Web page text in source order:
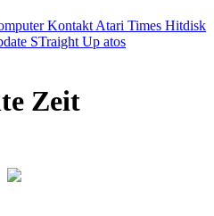
Kontakt Atari Times Hitdisk
STraight Up atos
Zeit